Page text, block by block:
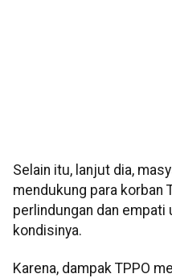
Selain itu, lanjut dia,
mendukung para korban
perlindungan dan empati
kondisinya.
Karena, dampak TPPO